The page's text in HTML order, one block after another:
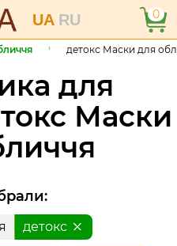
UA RU 0
детокс Маски для
для
Маски
детокс